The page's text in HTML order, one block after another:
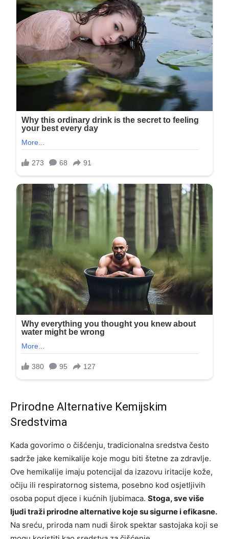
Prirodne Alternative Kemijskim
Sredstvima
Kada govorimo o čišćenju, tradicionalna sredstva često
sadrže jake kemikalije koje mogu biti štetne za zdravlje.
Ove hemikalije imaju potencijal da izazovu iritacije kože,
očiju ili respiratornog sistema, posebno kod osjetljivih
osoba poput djece i kućnih ljubimaca. Stoga, sve više
ljudi traži prirodne alternative koje su sigurne i efikasne.
Na sreću, priroda nam nudi širok spektar sastojaka koji se